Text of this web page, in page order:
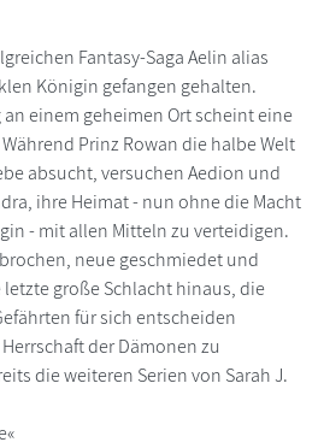
Fantasy-Saga Aelin alias
Königin gefangen gehalten.
einem geheimen Ort scheint eine
Prinz Rowan die halbe Welt
absucht, versuchen Aedion und
ihre Heimat - nun ohne die Macht
- mit allen Mitteln zu verteidigen.
neue geschmiedet und
große Schlacht hinaus, die
für sich entscheiden
der Dämonen zu
die weiteren Serien von Sarah J.